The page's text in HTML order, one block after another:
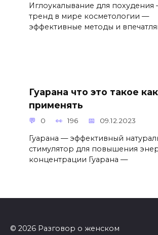
Иглоукалывание для
тренд в мире косметологии —
эффективные методы и
Гуарана что это такое как
применять
0 196 09.12.2023
Гуарана — эффективный
стимулятор для повышения
концентрации Гуарана —
© 2026 Разговор о женском